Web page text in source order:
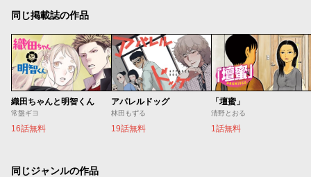
同じ掲載誌の作品
織田ちゃんと明智くん
常盤ギヨ
16話無料
アパレルドッグ
林田もずる
19話無料
「壇蜜」
清野とおる
1話無料
同じジャンルの作品